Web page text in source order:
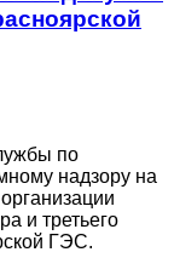
по
надзору на
и третьего
ГЭС.